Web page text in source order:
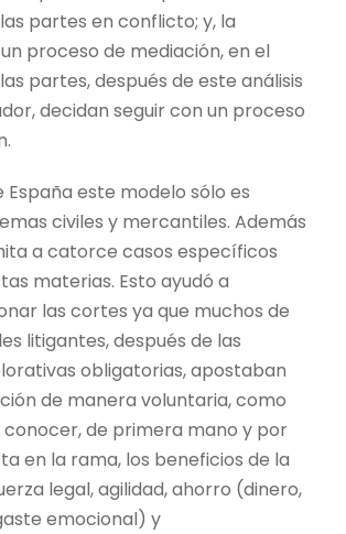
partes en conflicto; y, la
proceso de mediación, en el
partes, después de este análisis
decidan seguir con un proceso
España este modelo sólo es
civiles y mercantiles. Además
a catorce casos específicos
materias. Esto ayudó a
las cortes ya que muchos de
litigantes, después de las
obligatorias, apostaban
de manera voluntaria, como
de primera mano y por
en la rama, los beneficios de la
legal, agilidad, ahorro (dinero,
emocional) y